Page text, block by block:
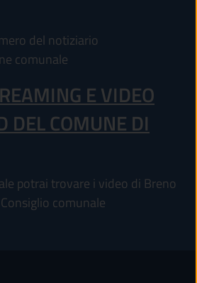
del notiziario
comunale
E VIDEO
DEL COMUNE DI
potrai trovare i video di Breno
comunale